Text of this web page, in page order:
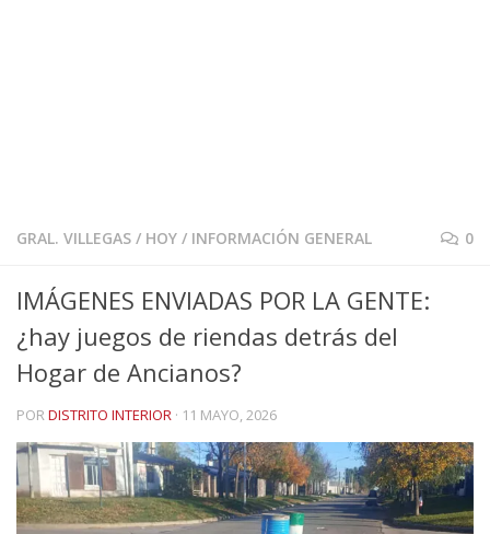
GRAL. VILLEGAS / HOY / INFORMACIÓN GENERAL 0
IMÁGENES ENVIADAS POR LA GENTE:
¿hay juegos de riendas detrás del
Hogar de Ancianos?
PORDISTRITO INTERIOR · 11 MAYO, 2026